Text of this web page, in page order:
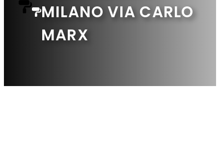
MILANO VIA CARLO
MARX